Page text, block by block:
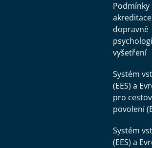
dopravně
vyšetření
Systém
(EES) a
pro
povolení
Systém
(EES) a